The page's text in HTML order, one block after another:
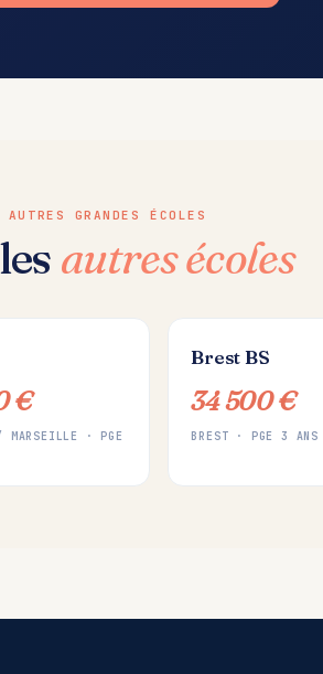
AUTRES GRANDES ÉCOLES
autres écoles
€
MARSEILLE · PGE
Brest BS
34 500 €
BREST · PGE 3 ANS